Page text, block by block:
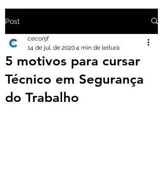
Post
5 motivos para cursar
Técnico em Segurança
do Trabalho
ceconjf
14 de jul. de 20204 min de leitura